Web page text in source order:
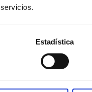
Estadística
de lo que